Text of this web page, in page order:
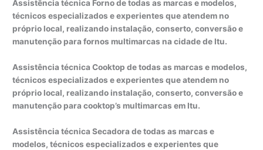
Assistência técnica Forno de todas as marcas e modelos,
técnicos especializados e experientes que atendem no
próprio local, realizando instalação, conserto, conversão e
manutenção para fornos multimarcas na cidade de Itu.
Assistência técnica Cooktop de todas as marcas e modelos,
técnicos especializados e experientes que atendem no
próprio local, realizando instalação, conserto, conversão e
manutenção para cooktop’s multimarcas em Itu.
Assistência técnica Secadora de todas as marcas e
modelos, técnicos especializados e experientes que